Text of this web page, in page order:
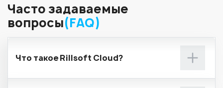
Часто задаваемые
вопросы(FAQ)
Что такое Rillsoft Cloud?